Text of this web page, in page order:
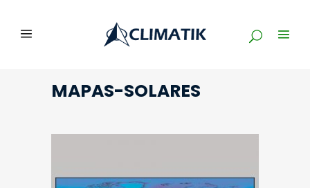
MAPAS-SOLARES